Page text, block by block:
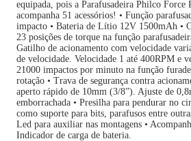
equipada, pois a Parafusadeira Philco
acompanha 51 acessórios! • Função
impacto • Bateria de Lítio 12V 1500mAh •
23 posições de torque na função
Gatilho de acionamento com velocidade
de velocidade. Velocidade 1 até 400RPM e
21000 impactos por minuto na função
rotação • Trava de segurança contra
aperto rápido de 10mm (3/8”). Ajuste de
emborrachada • Presilha para pendurar no
como suporte para bits, parafusos entre
Led para auxiliar nas montagens •
Indicador de carga de bateria.